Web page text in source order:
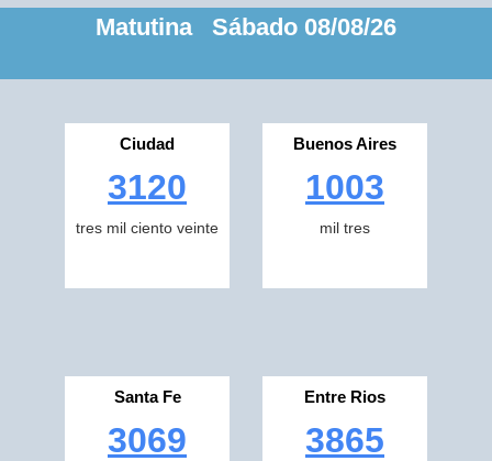
Matutina Sábado 08/08/26
Ciudad
3120
tres mil ciento veinte
Buenos Aires
1003
mil tres
Santa Fe
3069
Entre Rios
3865